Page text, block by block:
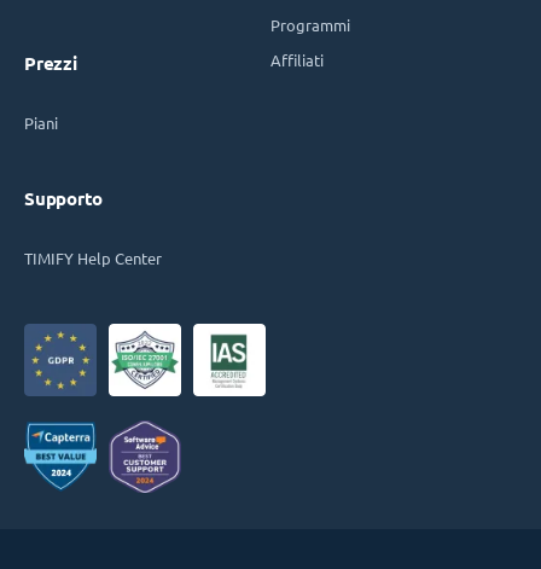
Prezzi
Piani
Supporto
TIMIFY Help Center
Programmi
Affiliati